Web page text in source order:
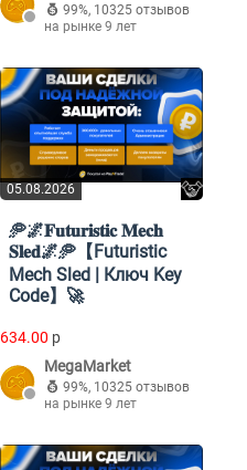
99%, 10325 отзывов
на рынке 9 лет
05.08.2026
🥏🌌𝐅𝐮𝐭𝐮𝐫𝐢𝐬𝐭𝐢𝐜 𝐌𝐞𝐜𝐡
𝐒𝐥𝐞𝐝🌌🥏【Futuristic
Mech Sled | Ключ Key
Code】🚀
634.00 p
MegaMarket
99%, 10325 отзывов
на рынке 9 лет